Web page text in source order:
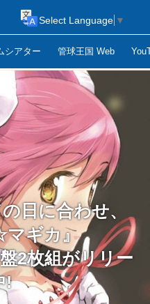
シアター 管球王国 Web
Select Language ▼
日に合わせ、
マギカ』
2枚組がリリー
!